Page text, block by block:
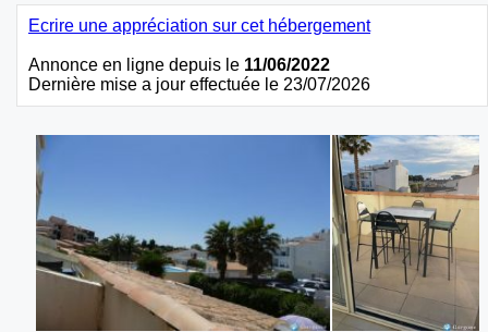
Ecrire une appréciation sur cet hébergement
Annonce en ligne depuis le 11/06/2022
Dernière mise a jour effectuée le 23/07/2026